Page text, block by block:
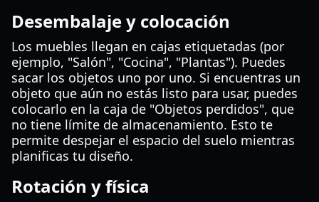
Desembalaje y colocación
Los muebles llegan en cajas etiquetadas (por
ejemplo, "Salón", "Cocina", "Plantas"). Puedes
sacar los objetos uno por uno. Si encuentras un
objeto que aún no estás listo para usar, puedes
colocarlo en la caja de "Objetos perdidos", que
no tiene límite de almacenamiento. Esto te
permite despejar el espacio del suelo mientras
planificas tu diseño.
Rotación y física